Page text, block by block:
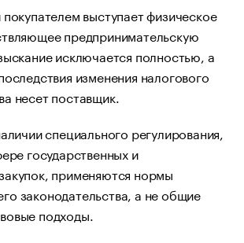
выступает физическое
предпринимательскую
исключается полностью, а
изменения налогового
несет поставщик.
специального регулирования,
государственных и
применяются нормы
законодательства, а не общие
подходы.